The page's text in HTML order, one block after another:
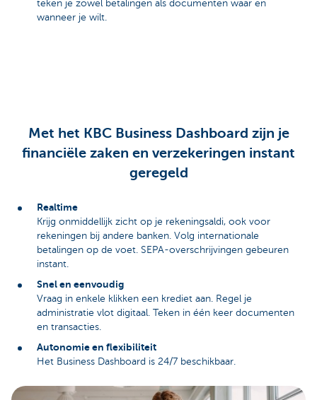
teken je zowel betalingen als documenten waar en
wanneer je wilt.
Met het KBC Business Dashboard zijn je
financiële zaken en verzekeringen instant
geregeld
Realtime
Krijg onmiddellijk zicht op je rekeningsaldi, ook voor
rekeningen bij andere banken. Volg internationale
betalingen op de voet. SEPA-overschrijvingen gebeuren
instant.
Snel en eenvoudig
Vraag in enkele klikken een krediet aan. Regel je
administratie vlot digitaal. Teken in één keer documenten
en transacties.
Autonomie en flexibiliteit
Het Business Dashboard is 24/7 beschikbaar.